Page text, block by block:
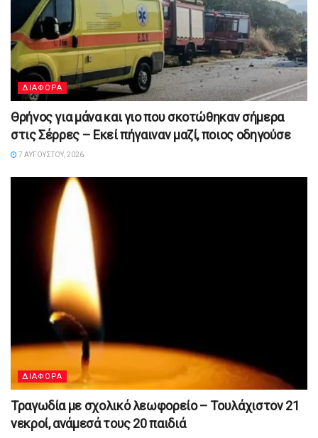
ΔΙΑΦΟΡΑ
Θρήνος για μάνα και γιο που σκοτώθηκαν σήμερα
στις Σέρρες – Εκεί πήγαιναν μαζί, ποιος οδηγούσε
7 ΑΥΓΟΎΣΤΟΥ, 2026
ΔΙΑΦΟΡΑ
Τραγωδία με σχολικό λεωφορείο – Τουλάχιστον 21
νεκροί, ανάμεσά τους 20 παιδιά